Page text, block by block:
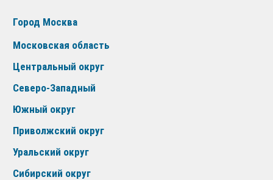
Город Москва
Московская область
Центральный округ
Северо-Западный
Южный округ
Приволжский округ
Уральский округ
Сибирский округ